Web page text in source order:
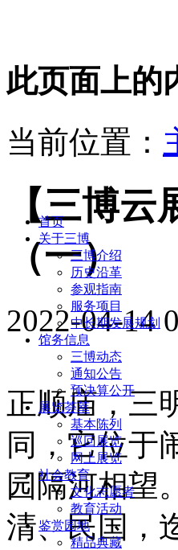
此页面上的
首页
关于三博
三博介绍
历史沿革
参观指南
服务项目
中长期发展规划
馆务信息
三博动态
通知公告
预决算公开
展览荟萃
基本陈列
巡回展览
网上展览
社会教育
文化志愿者
教育活动
鉴赏园地
精品典藏
当前位置：
【三博
（一）
2022-04-14
正顺庙，三
同，它位于
园隔河相望
清、民国，